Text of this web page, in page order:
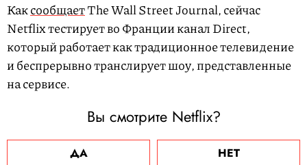
КаксообщаетThe Wall Street Journal, сейчас
Netflix тестирует во Франции канал Direct,
который работает как традиционное телевидение
и беспрерывно транслирует шоу, представленные
на сервисе.
Вы смотрите Netflix?
ДА НЕТ